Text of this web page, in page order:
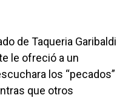
de Taqueria Garibaldi
le ofreció a un
los “pecados”
que otros